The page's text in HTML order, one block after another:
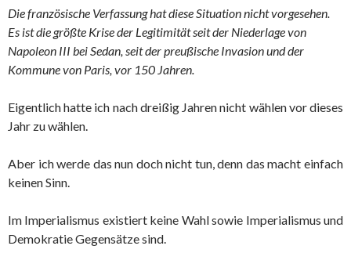
Die französische Verfassung hat diese Situation nicht vorgesehen.
Es ist die größte Krise der Legitimität seit der Niederlage von
Napoleon III bei Sedan, seit der preußische Invasion und der
Kommune von Paris, vor 150 Jahren.
Eigentlich hatte ich nach dreißig Jahren nicht wählen vor dieses
Jahr zu wählen.
Aber ich werde das nun doch nicht tun, denn das macht einfach
keinen Sinn.
Im Imperialismus existiert keine Wahl sowie Imperialismus und
Demokratie Gegensätze sind.